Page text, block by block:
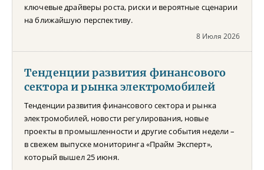
ключевые драйверы роста, риски и вероятные сценарии
на ближайшую перспективу.
8 Июля 2026
Тенденции развития финансового
сектора и рынка электромобилей
Тенденции развития финансового сектора и рынка
электромобилей, новости регулирования, новые
проекты в промышленности и другие события недели –
в свежем выпуске мониторинга «Прайм Эксперт»,
который вышел 25 июня.